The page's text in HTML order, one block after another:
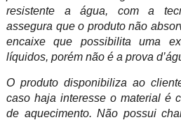
resistente a água, com a
assegura que o produto não
encaixe que possibilita uma
líquidos, porém não é a prova
O produto disponibiliza ao
caso haja interesse o material é
de aquecimento. Não possui